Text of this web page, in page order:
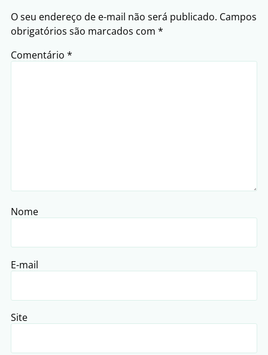
O seu endereço de e-mail não será publicado. Campos
obrigatórios são marcados com *
Comentário *
Nome
E-mail
Site